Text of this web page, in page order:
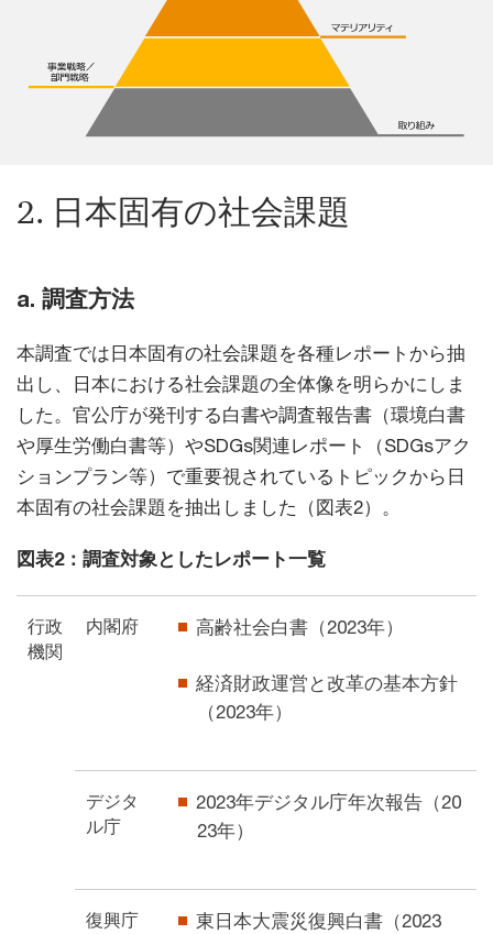
2. 日本固有の社会課題
a. 調査方法
本調査では日本固有の社会課題を各種レポートから抽
出し、日本における社会課題の全体像を明らかにしま
した。官公庁が発刊する白書や調査報告書（環境白書
や厚生労働白書等）やSDGs関連レポート（SDGsアク
ションプラン等）で重要視されているトピックから日
本固有の社会課題を抽出しました（図表2）。
図表2：調査対象としたレポート一覧
行政
機関
内閣府 高齢社会白書（2023年）
経済財政運営と改革の基本方針
（2023年）
デジタ
ル庁
2023年デジタル庁年次報告（20
23年）
復興庁
東日本大震災復興白書（2023